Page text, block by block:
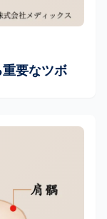
重要なツボ